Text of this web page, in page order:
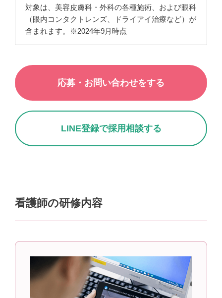
対象は、美容皮膚科・外科の各種施術、および眼科
（眼内コンタクトレンズ、ドライアイ治療など）が
含まれます。※2024年9月時点
応募・お問い合わせをする
LINE登録で採用相談する
看護師の研修内容